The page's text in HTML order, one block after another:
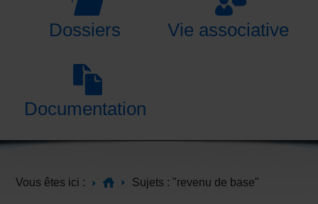
Dossiers Vie associative
Documentation
Vous êtes ici : Sujets : "revenu de base"